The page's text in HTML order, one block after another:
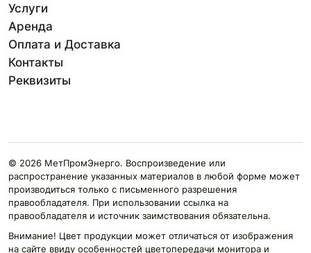
Услуги
Аренда
Оплата и Доставка
Контакты
Реквизиты
© 2026 МетПромЭнерго. Воспроизведение или
распространение указанных материалов в любой форме может
производиться только с письменного разрешения
правообладателя. При использовании ссылка на
правообладателя и источник заимствования обязательна.
Внимание! Цвет продукции может отличаться от изображения
на сайте ввиду особенностей цветопередачи монитора и